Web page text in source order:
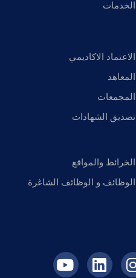
الخدمات
الاعتماد الاكاديمي
المعاهد
المجمعات
تصديق الشهادات
الخرائط والمواقع
الوظائف و الوظائف الشاغرة